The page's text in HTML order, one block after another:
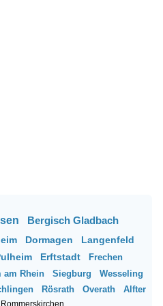
Bergisch Gladbach
Dormagen
Langenfeld
Erftstadt
Frechen
am Rhein Siegburg
Wesseling
Rösrath Overath Alfter
Rommerskirchen